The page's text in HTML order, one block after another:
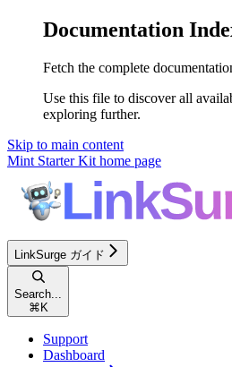
Documentation
Fetch the complete
Use this file to discover all
exploring further.
Skip to main content
Mint Starter Kit home page
LinkSurge ガイド
Search...
⌘ K
Support
Dashboard